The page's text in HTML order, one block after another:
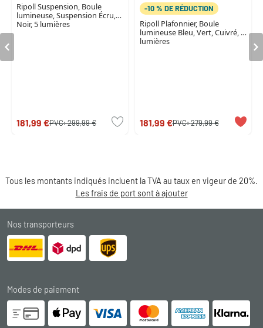
Ripoll Suspension, Boule
lumineuse, Suspension Écru,
Noir, 5 lumières
181,99 €PVC:299,99 €
-10 % DE RÉDUCTION
Ripoll Plafonnier, Boule
lumineuse Bleu, Vert, Cuivré, 5
lumières
181,99 €PVC:279,99 €
Tous les montants indiqués incluent la TVA au taux en vigeur de 20%.
Les frais de port sont à ajouter
Nos transporteurs
Modes de paiement